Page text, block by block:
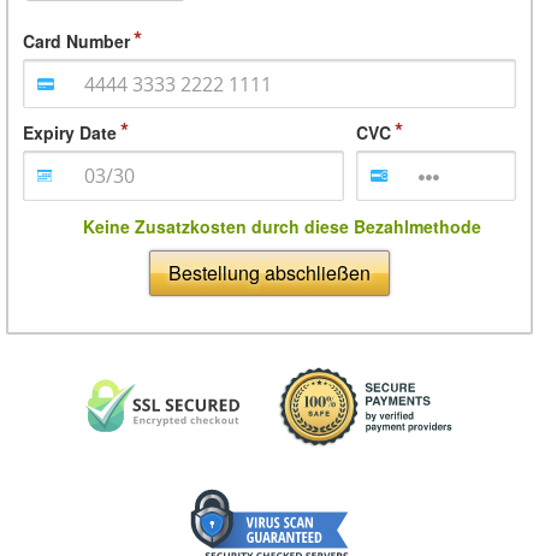
Card Number
Expiry Date CVC
Keine Zusatzkosten durch diese Bezahlmethode
Bestellung abschließen